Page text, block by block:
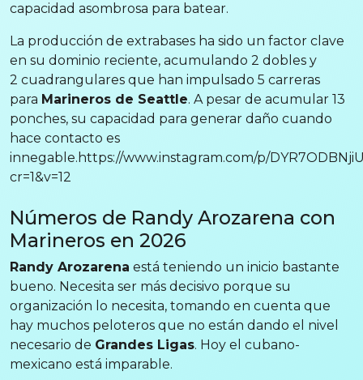
capacidad asombrosa para batear.
La producción de extrabases ha sido un factor clave
en su dominio reciente, acumulando 2 dobles y
2 cuadrangulares que han impulsado 5 carreras
para Marineros de Seattle. A pesar de acumular 13
ponches, su capacidad para generar daño cuando
hace contacto es
innegable.https://www.instagram.com/p/
cr=1&v=12
Números de Randy Arozarena con
Marineros en 2026
Randy Arozarena está teniendo un inicio bastante
bueno. Necesita ser más decisivo porque su
organización lo necesita, tomando en cuenta que
hay muchos peloteros que no están dando el nivel
necesario de Grandes Ligas. Hoy el cubano-
mexicano está imparable.